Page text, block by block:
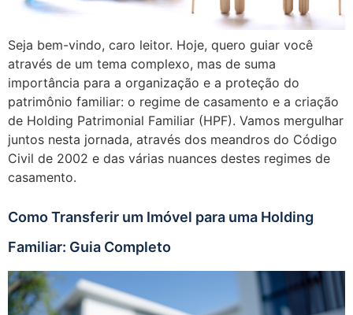
Seja bem-vindo, caro leitor. Hoje, quero guiar você
através de um tema complexo, mas de suma
importância para a organização e a proteção do
patrimônio familiar: o regime de casamento e a criação
de Holding Patrimonial Familiar (HPF). Vamos mergulhar
juntos nesta jornada, através dos meandros do Código
Civil de 2002 e das várias nuances destes regimes de
casamento.
Como Transferir um Imóvel para uma Holding
Familiar: Guia Completo